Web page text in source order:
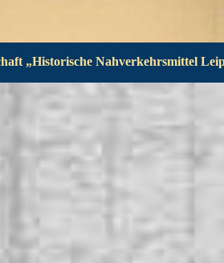
„Historische Nahverkehrsmittel